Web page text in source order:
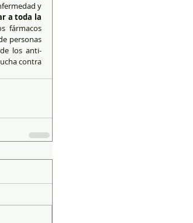
y
a toda la
fármacos
personas
los anti-
contra